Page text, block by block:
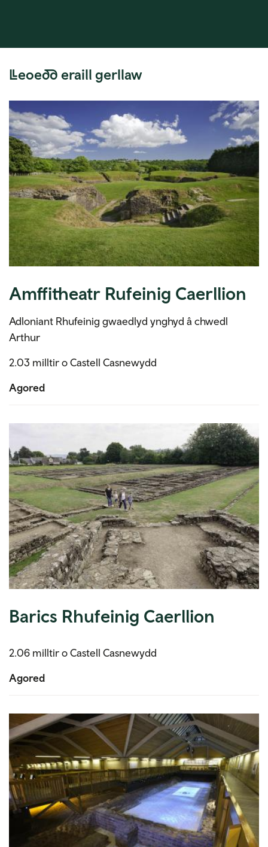
Lleoedd eraill gerllaw
Amffitheatr Rufeinig Caerllion
Adloniant Rhufeinig gwaedlyd ynghyd â chwedl
Arthur
2.03 milltir o Castell Casnewydd
Agored
Barics Rhufeinig Caerllion
2.06 milltir o Castell Casnewydd
Agored